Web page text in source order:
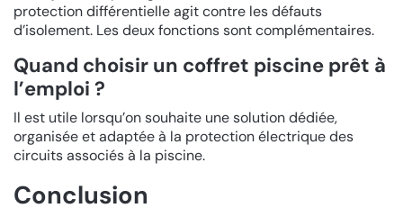
protection différentielle agit contre les défauts
d’isolement. Les deux fonctions sont complémentaires.
Quand choisir un coffret piscine prêt à
l’emploi ?
Il est utile lorsqu’on souhaite une solution dédiée,
organisée et adaptée à la protection électrique des
circuits associés à la piscine.
Conclusion